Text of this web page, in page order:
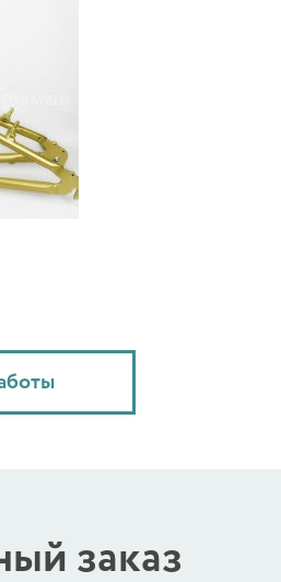
заказ